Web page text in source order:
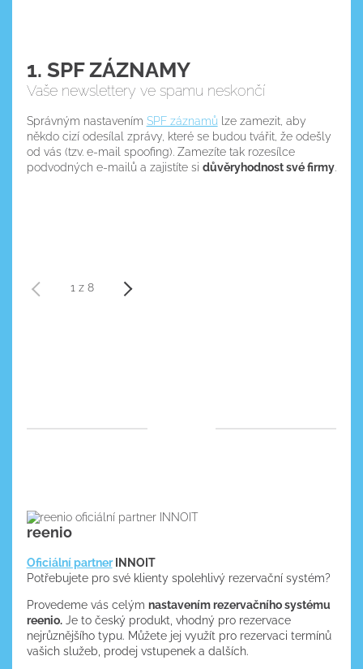
1. SPF ZÁZNAMY
Vaše newslettery ve spamu neskončí
Správným nastavením SPF záznamů lze zamezit, aby
někdo cizí odesílal zprávy, které se budou tvářit, že odešly
od vás (tzv. e-mail spoofing). Zamezíte tak rozesílce
podvodných e-mailů a zajistíte si důvěryhodnost své firmy.
Smartemailing.cz
Zdravá databáze
1 z 8
reenio
Oficiální partnerINNOIT
Potřebujete pro své klienty spolehlivý rezervační systém?
Provedeme vás celým nastavením rezervačního systému
reenio.Je to český produkt, vhodný pro rezervace
nejrůznějšího typu. Můžete jej využít pro rezervaci termínů
vašich služeb, prodej vstupenek a dalších.